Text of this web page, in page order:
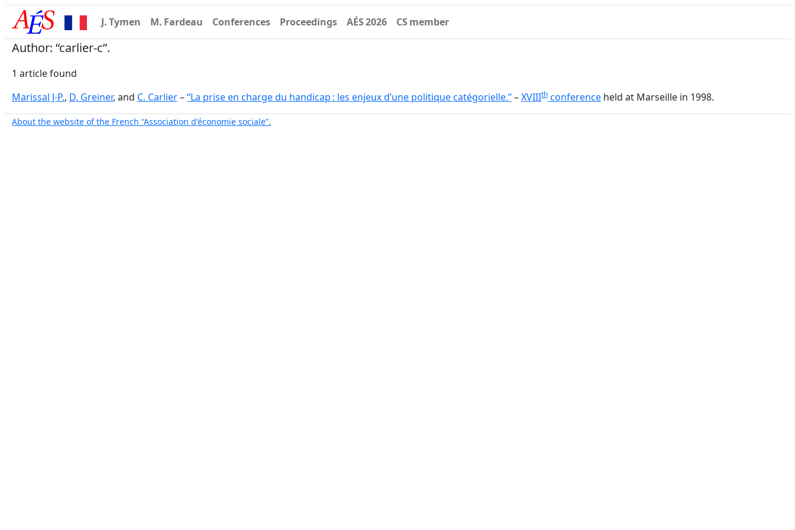
J. Tymen M. Fardeau Conferences Proceedings AÉS 2026 CS member
Author: “carlier-c”.
1 article found
Marissal J-P., D. Greiner, and C. Carlier–“La prise en charge du handicap : les enjeux d’une politique catégorielle.”–XVIIIth conference held at Marseille in 1998.
About the website of the French “Association d'économie sociale”.